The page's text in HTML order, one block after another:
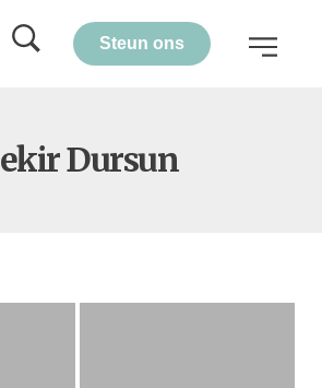
Steun ons
Dursun